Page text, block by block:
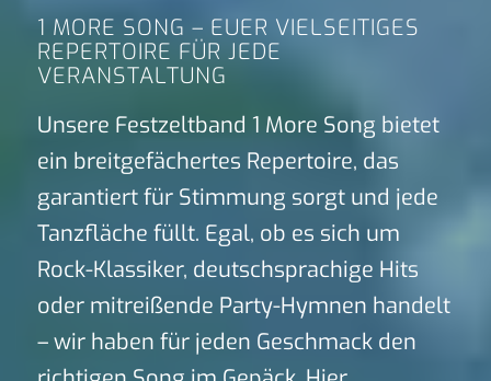
1 MORE SONG – EUER VIELSEITIGES
REPERTOIRE FÜR JEDE
VERANSTALTUNG
Unsere Festzeltband 1 More Song bietet
ein breitgefächertes Repertoire, das
garantiert für Stimmung sorgt und jede
Tanzfläche füllt. Egal, ob es sich um
Rock-Klassiker, deutschsprachige Hits
oder mitreißende Party-Hymnen handelt
– wir haben für jeden Geschmack den